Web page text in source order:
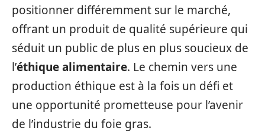
positionner différemment sur le marché,
offrant un produit de qualité supérieure qui
séduit un public de plus en plus soucieux de
l’éthique alimentaire. Le chemin vers une
production éthique est à la fois un défi et
une opportunité prometteuse pour l’avenir
de l’industrie du foie gras.